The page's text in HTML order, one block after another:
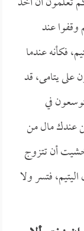
عند
فكأنه عندما
على يتامى، قد
في
عندك مال من
أن تتزوج
فتسر ولا